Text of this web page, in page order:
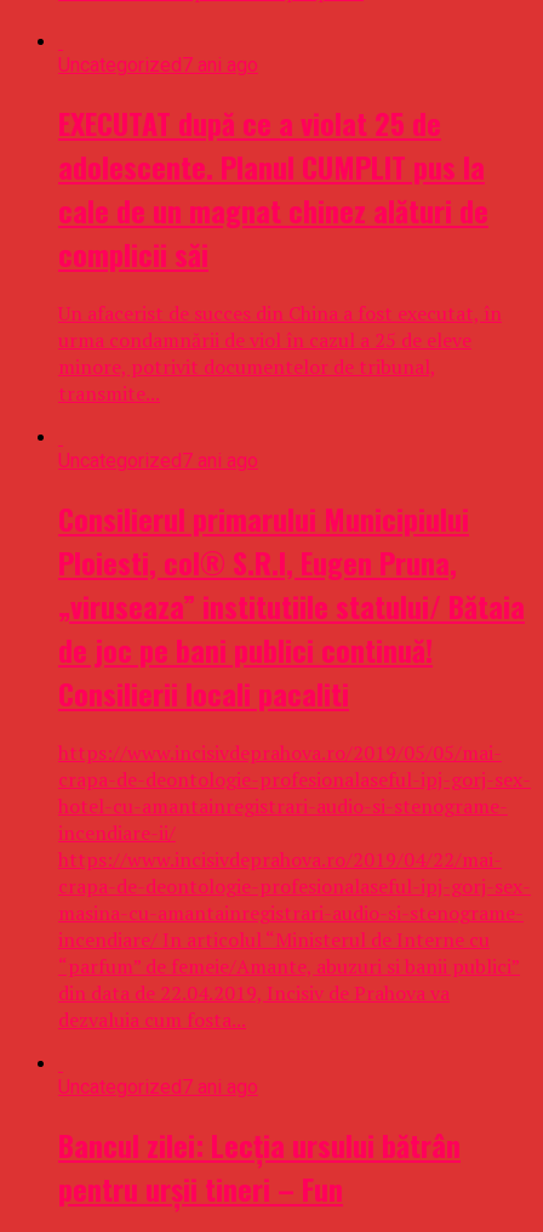
Uncategorized7 ani ago
EXECUTAT după ce a violat 25 de
adolescente. Planul CUMPLIT pus la
cale de un magnat chinez alături de
complicii săi
Un afacerist de succes din China a fost executat, în
urma condamnării de viol în cazul a 25 de eleve
minore, potrivit documentelor de tribunal,
transmite...
Uncategorized7 ani ago
Consilierul primarului Municipiului
Ploiesti, col® S.R.I, Eugen Pruna,
„viruseaza” institutiile statului/ Bătaia
de joc pe bani publici continuă!
Consilierii locali pacaliti
https://www.incisivdeprahova.ro/2019/05/05/mai-
crapa-de-deontologie-profesionalaseful-ipj-gorj-sex-
hotel-cu-amantainregistrari-audio-si-stenograme-
incendiare-ii/
https://www.incisivdeprahova.ro/2019/04/22/mai-
crapa-de-deontologie-profesionalaseful-ipj-gorj-sex-
masina-cu-amantainregistrari-audio-si-stenograme-
incendiare/ In articolul “Ministerul de Interne cu
“parfum” de femeie/Amante, abuzuri si banii publici”
din data de 22.04.2019, Incisiv de Prahova va
dezvaluia cum fosta...
Uncategorized7 ani ago
Bancul zilei: Lecția ursului bătrân
pentru urșii tineri – Fun